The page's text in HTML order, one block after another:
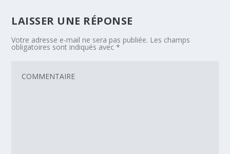
LAISSER UNE RÉPONSE
Votre adresse e-mail ne sera pas publiée. Les champs
obligatoires sont indiqués avec*